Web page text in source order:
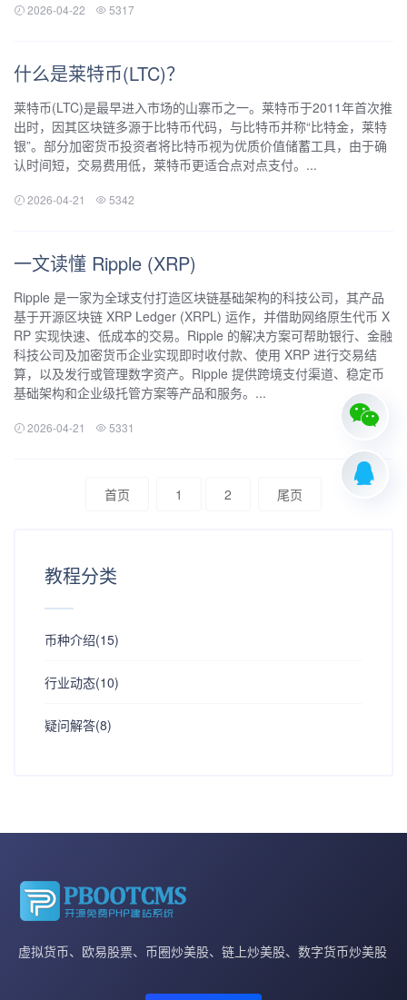
2026-04-22 5317
什么是莱特币(LTC)？
莱特币(LTC)是最早进入市场的山寨币之一。莱特币于2011年首次推
出时，因其区块链多源于比特币代码，与比特币并称“比特金，莱特
银”。部分加密货币投资者将比特币视为优质价值储蓄工具，由于确
认时间短，交易费用低，莱特币更适合点对点支付。...
2026-04-21 5342
一文读懂 Ripple (XRP)
Ripple 是一家为全球支付打造区块链基础架构的科技公司，其产品
基于开源区块链 XRP Ledger (XRPL) 运作，并借助网络原生代币 X
RP 实现快速、低成本的交易。Ripple 的解决方案可帮助银行、金融
科技公司及加密货币企业实现即时收付款、使用 XRP 进行交易结
算，以及发行或管理数字资产。Ripple 提供跨境支付渠道、稳定币
基础架构和企业级托管方案等产品和服务。...
2026-04-21 5331
首页 1 2 尾页
教程分类
币种介绍(15)
行业动态(10)
疑问解答(8)
虚拟货币、欧易股票、币圈炒美股、链上炒美股、数字货币炒美股